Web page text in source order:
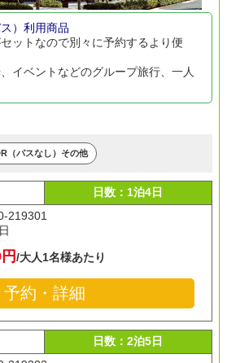
）利用商品
ットなので別々に予約するより便
イベントなどのグループ旅行、一人
（パスなし）その他
日数：1泊4日
219301
/大人1名様あたり
予約・詳細
日数：2泊5日